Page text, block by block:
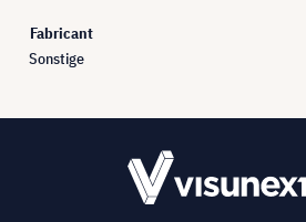
Fabricant
Sonstige